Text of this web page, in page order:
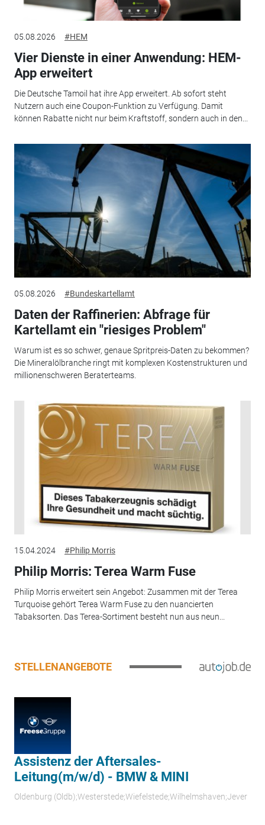
05.08.2026 #HEM
Vier Dienste in einer Anwendung: HEM-
App erweitert
Die Deutsche Tamoil hat ihre App erweitert. Ab sofort steht
Nutzern auch eine Coupon-Funktion zu Verfügung. Damit
können Rabatte nicht nur beim Kraftstoff, sondern auch in den...
05.08.2026 #Bundeskartellamt
Daten der Raffinerien: Abfrage für
Kartellamt ein "riesiges Problem"
Warum ist es so schwer, genaue Spritpreis-Daten zu bekommen?
Die Mineralölbranche ringt mit komplexen Kostenstrukturen und
millionenschweren Beraterteams.
15.04.2024 #Philip Morris
Philip Morris: Terea Warm Fuse
Philip Morris erweitert sein Angebot: Zusammen mit der Terea
Turquoise gehört Terea Warm Fuse zu den nuancierten
Tabaksorten. Das Terea-Sortiment besteht nun aus neun...
STELLENANGEBOTE
Assistenz der Aftersales-
Leitung(m/w/d) - BMW & MINI
Oldenburg (Oldb);Westerstede;Wiefelstede;Wilhelmshaven;Jever